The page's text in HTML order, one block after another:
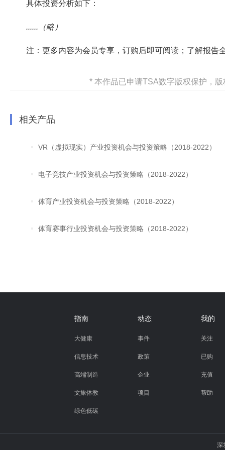
具体投资分析如下：
......（略）
注：更多内容为会员专享，订购后即可阅读；了解报告
* 本作品已申请TSA数字版权保护，
相关产品
VR（虚拟现实）产业投资机会与投资策略（2018-2022）
电子竞技产业投资机会与投资策略（2018-2022）
体育产业投资机会与投资策略（2018-2022）
体育赛事行业投资机会与投资策略（2018-2022）
指南
大健康
信息技术
高端制造
文旅体教
绿色低碳
动态
事件
政策
企业
项目
我的
关注
已购
充值
帮助
深